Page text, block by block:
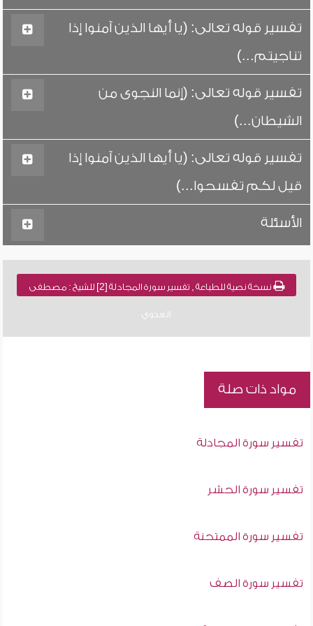
تفسير قوله تعالى: (يا أيها الذين آمنوا إذا
تناجيتم...)
تفسير قوله تعالى: (إنما النجوى من
الشيطان...)
تفسير قوله تعالى: (يا أيها الذين آمنوا إذا
قيل لكم تفسحوا...)
الأسئلة
نسخة نصية للطباعة , تفسير سورة المجادلة [2] للشيخ : مصطفى
العدوي
مواد ذات صلة
تفسير سورة المجادلة
تفسير سورة الحشر
تفسير سورة الممتحنة
تفسير سورة الصف